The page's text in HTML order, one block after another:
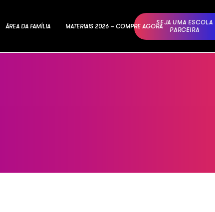
ÁREA DA FAMÍLIA MATERIAIS 2026 – COMPRE AGORA
SEJA UMA ESCOLA
PARCEIRA